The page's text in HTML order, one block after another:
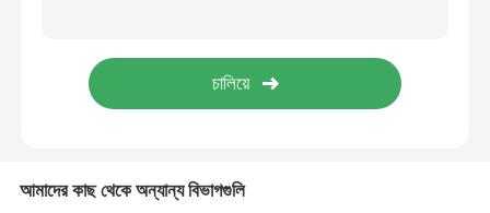
ডাইভিং সুইম ফিনস
আমাদের কাছ থেকে অন্যান্য বিভাগগুলি